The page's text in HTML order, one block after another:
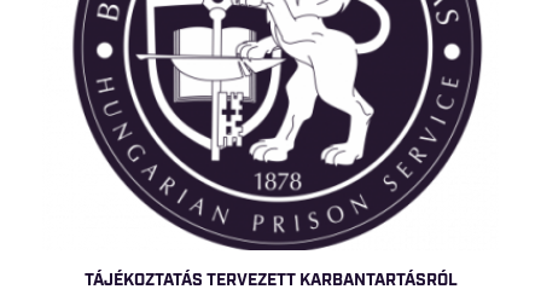
TÁJÉKOZTATÁS TERVEZETT KARBANTARTÁSRÓL